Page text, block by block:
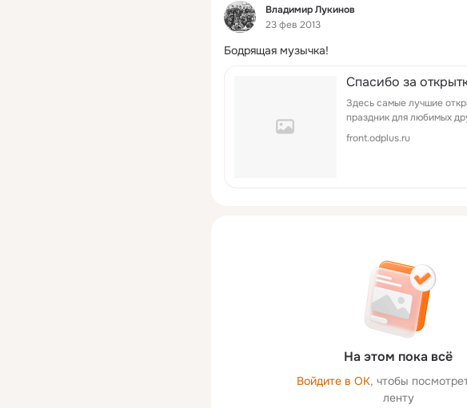
Фид
Владимир Лукинов
23 фев 2013
Бодрящая музычка!
Спасибо за
Здесь самые лучшие
праздник для любимых
front.odplus.ru
На этом пока всё
Войдите в ОК, чтобы
ленту